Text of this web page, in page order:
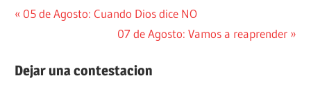
Navegación
entradas
Entrada
05 de Agosto: Cuando Dios dice NO
Siguiente
07 de Agosto: Vamos a reaprender
Dejar una contestacion